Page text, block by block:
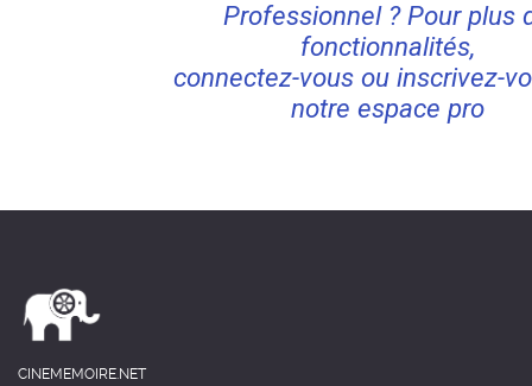
Professionnel ? Pour plus
fonctionnalités,
connectez-vous ou inscrivez-
notre espace pro
CINEMEMOIRE.NET